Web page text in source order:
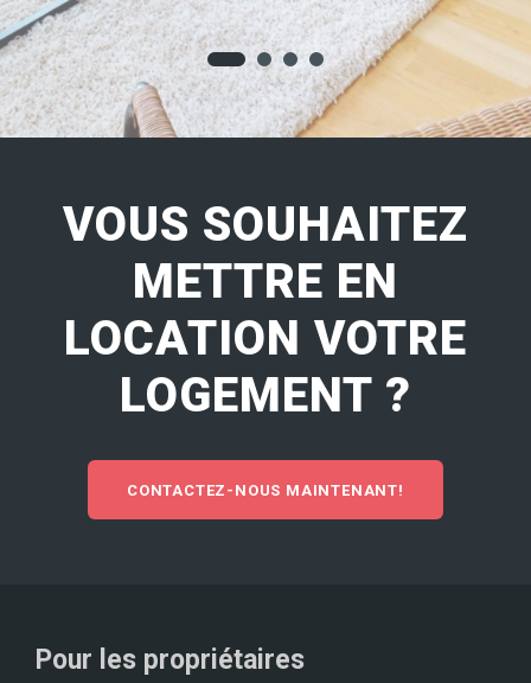
VOUS SOUHAITEZ
METTRE EN
LOCATION VOTRE
LOGEMENT ?
CONTACTEZ-NOUS MAINTENANT!
Pour les propriétaires